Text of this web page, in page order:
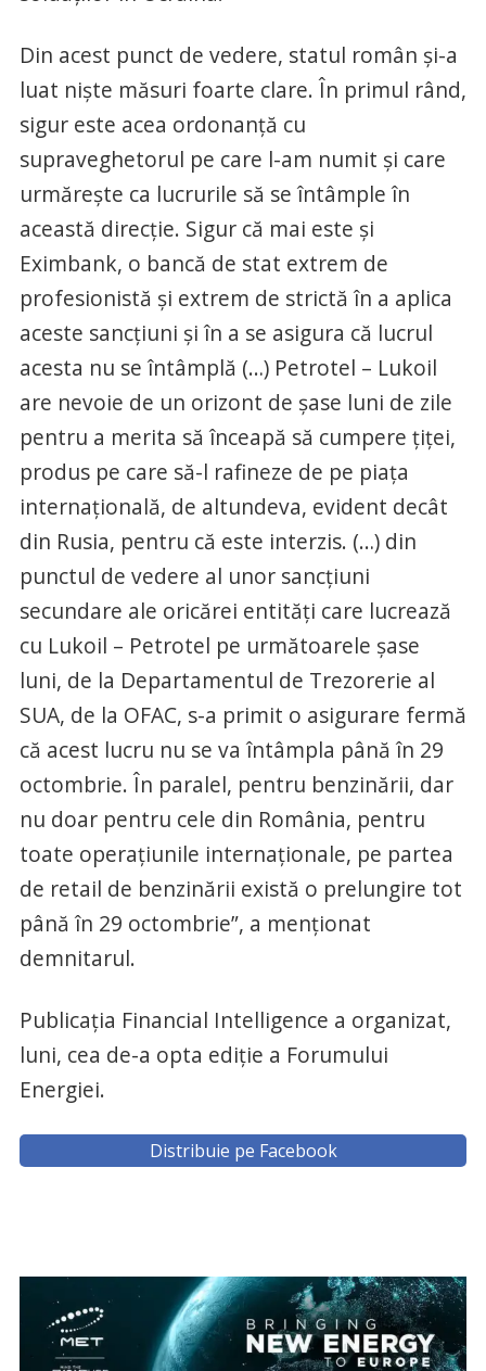
Din acest punct de vedere, statul român şi-a
luat nişte măsuri foarte clare. În primul rând,
sigur este acea ordonanţă cu
supraveghetorul pe care l-am numit şi care
urmăreşte ca lucrurile să se întâmple în
această direcţie. Sigur că mai este şi
Eximbank, o bancă de stat extrem de
profesionistă şi extrem de strictă în a aplica
aceste sancţiuni şi în a se asigura că lucrul
acesta nu se întâmplă (…) Petrotel – Lukoil
are nevoie de un orizont de şase luni de zile
pentru a merita să înceapă să cumpere ţiţei,
produs pe care să-l rafineze de pe piaţa
internaţională, de altundeva, evident decât
din Rusia, pentru că este interzis. (…) din
punctul de vedere al unor sancţiuni
secundare ale oricărei entităţi care lucrează
cu Lukoil – Petrotel pe următoarele şase
luni, de la Departamentul de Trezorerie al
SUA, de la OFAC, s-a primit o asigurare fermă
că acest lucru nu se va întâmpla până în 29
octombrie. În paralel, pentru benzinării, dar
nu doar pentru cele din România, pentru
toate operaţiunile internaţionale, pe partea
de retail de benzinării există o prelungire tot
până în 29 octombrie”, a menţionat
demnitarul.
Publicaţia Financial Intelligence a organizat,
luni, cea de-a opta ediţie a Forumului
Energiei.
Distribuie pe Facebook